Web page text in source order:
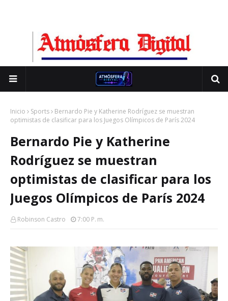
Inicio Sports
Bernardo Pie y Katherine Rodríguez se muestran
optimistas de clasificar para los Juegos Olímpicos de París 2024
Bernardo Pie y Katherine
Rodríguez se muestran
optimistas de clasificar para los
Juegos Olímpicos de París 2024
Robinson Castro 7:00 P. M.